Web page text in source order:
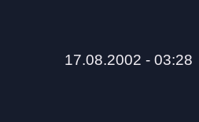
17.08.2002 - 03:28